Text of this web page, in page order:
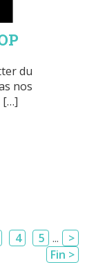
du
nos
[…]
4 5 ...
>
Fin >